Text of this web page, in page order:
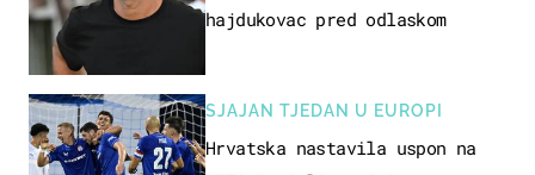
hajdukovac pred odlaskom
SJAJAN TJEDAN U EUROPI
Hrvatska nastavila uspon na